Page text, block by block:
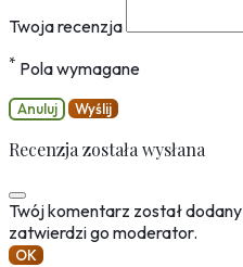
Twoja recenzja
* Pola wymagane
Anuluj Wyślij
Recenzja została wysłana
Twój komentarz został
zatwierdzi go moderator.
OK